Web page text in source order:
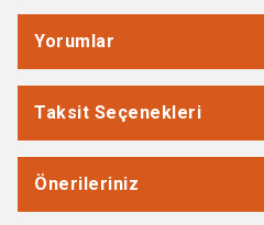
Yorumlar
Taksit Seçenekleri
Önerileriniz